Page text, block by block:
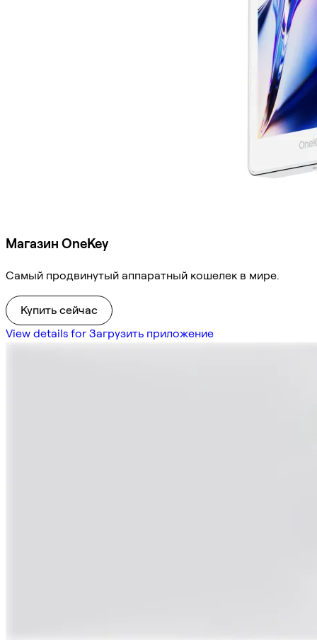
Магазин OneKey
Самый продвинутый аппаратный кошелек в мире.
Купить сейчас
View details for Загрузить приложение